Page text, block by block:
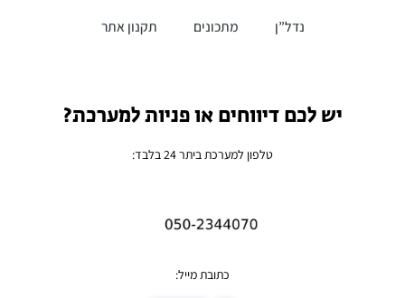
נדל”ן
מתכונים תקנון אתר
יש לכם דיווחים או פניות למערכת?
טלפון למערכת ביתר 24 בלבד:
כתובת מייל: